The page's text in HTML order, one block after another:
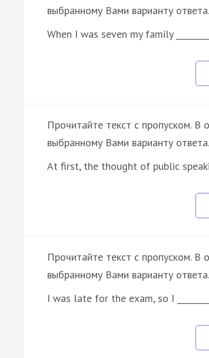
выбранному Вами варианту ответа.
When I was seven my family
Прочитайте текст с пропуском.
выбранному Вами варианту ответа.
At first, the thought of public
Прочитайте текст с пропуском.
выбранному Вами варианту ответа.
I was late for the exam, so I